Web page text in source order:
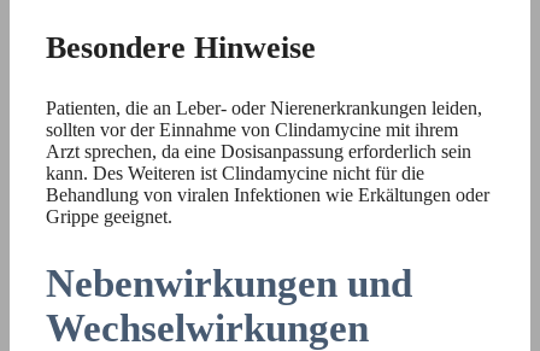
Besondere Hinweise
Patienten, die an Leber- oder Nierenerkrankungen leiden,
sollten vor der Einnahme von Clindamycine mit ihrem
Arzt sprechen, da eine Dosisanpassung erforderlich sein
kann. Des Weiteren ist Clindamycine nicht für die
Behandlung von viralen Infektionen wie Erkältungen oder
Grippe geeignet.
Nebenwirkungen und
Wechselwirkungen